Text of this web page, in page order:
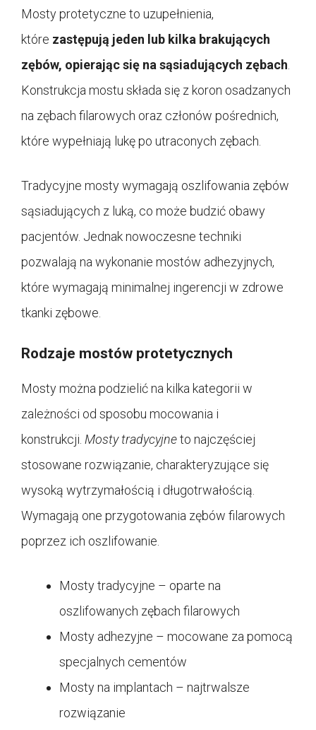
Mosty protetyczne to uzupełnienia,
które zastępują jeden lub kilka brakujących
zębów, opierając się na sąsiadujących zębach.
Konstrukcja mostu składa się z koron osadzanych
na zębach filarowych oraz członów pośrednich,
które wypełniają lukę po utraconych zębach.
Tradycyjne mosty wymagają oszlifowania zębów
sąsiadujących z luką, co może budzić obawy
pacjentów. Jednak nowoczesne techniki
pozwalają na wykonanie mostów adhezyjnych,
które wymagają minimalnej ingerencji w zdrowe
tkanki zębowe.
Rodzaje mostów protetycznych
Mosty można podzielić na kilka kategorii w
zależności od sposobu mocowania i
konstrukcji. Mosty tradycyjneto najczęściej
stosowane rozwiązanie, charakteryzujące się
wysoką wytrzymałością i długotrwałością.
Wymagają one przygotowania zębów filarowych
poprzez ich oszlifowanie.
Mosty tradycyjne – oparte na
oszlifowanych zębach filarowych
Mosty adhezyjne – mocowane za pomocą
specjalnych cementów
Mosty na implantach – najtrwalsze
rozwiązanie